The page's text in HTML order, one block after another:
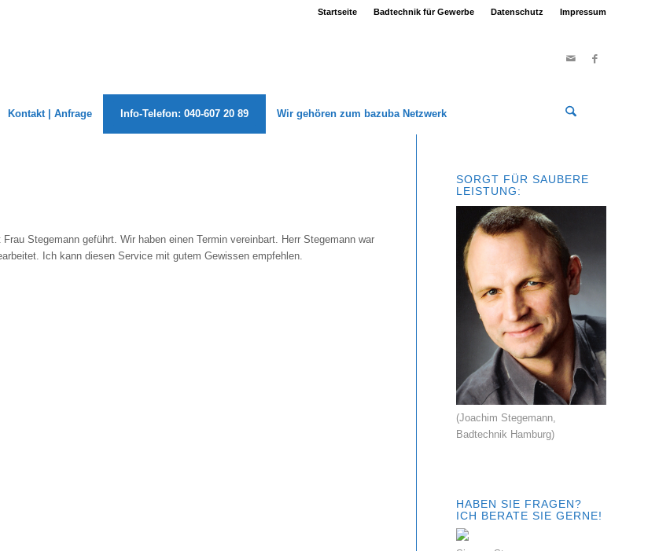
Startseite Badtechnik für Gewerbe Datenschutz Impressum
Kontakt | Anfrage Info-Telefon: 040-607 20 89 Wir gehören zum bazuba Netzwerk
Stegemann geführt. Wir haben einen Termin vereinbart. Herr Stegemann war
Ich kann diesen Service mit gutem Gewissen empfehlen.
SORGT FÜR SAUBERE
LEISTUNG:
(Joachim Stegemann,
Badtechnik Hamburg)
HABEN SIE FRAGEN?
ICH BERATE SIE GERNE!